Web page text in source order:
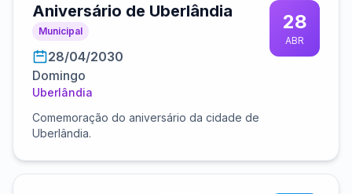
Aniversário de Uberlândia
Municipal
28/04/2030
Domingo
Uberlândia
Comemoração do aniversário da cidade de
Uberlândia.
28
ABR